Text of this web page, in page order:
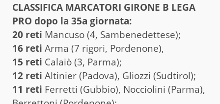
CLASSIFICA MARCATORI GIRONE B LEGA
PRO dopo la 35a giornata:
20 reti Mancuso (4, Sambenedettese);
16 reti Arma (7 rigori, Pordenone),
15 reti Calaiò (3, Parma);
12 reti Altinier (Padova), Gliozzi (Sudtirol);
11 reti Ferretti (Gubbio), Nocciolini (Parma),